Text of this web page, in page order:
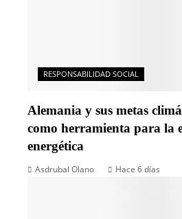
RESPONSABILIDAD SOCIAL
Alemania y sus metas
como herramienta para la
energética
Asdrubal Olano Hace 6 días